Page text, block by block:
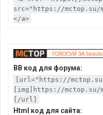
src="https://mctop.su/
</a>
BB код для форума:
[url="https://
[img]https://mctop.su/
[/url]
Html код для сайта: